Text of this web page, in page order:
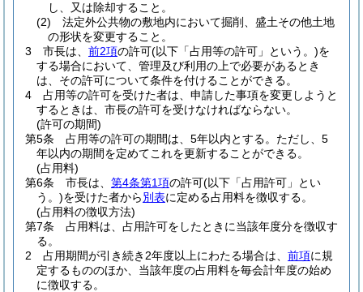
し、又は除却すること。
(2)
法定外公共物の敷地内において掘削、盛土その他土地
の形状を変更すること。
3
市長は、 前2項の許可(以下「占用等の許可」という。)を
する場合において、管理及び利用の上で必要があるとき
は、その許可について条件を付けることができる。
4
占用等の許可を受けた者は、申請した事項を変更しようと
するときは、市長の許可を受けなければならない。
(許可の期間)
第5条
占用等の許可の期間は、5年以内とする。 ただし、5
年以内の期間を定めてこれを更新することができる。
(占用料)
第6条
市長は、 第4条第1項の許可(以下「占用許可」とい
う。)を受けた者から別表に定める占用料を徴収する。
(占用料の徴収方法)
第7条
占用料は、占用許可をしたときに当該年度分を徴収す
る。
2
占用期間が引き続き2年度以上にわたる場合は、 前項に規
定するもののほか、当該年度の占用料を毎会計年度の始め
に徴収する。